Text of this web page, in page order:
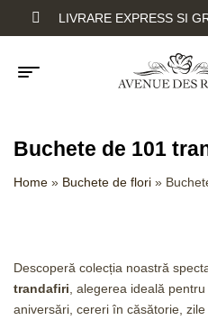
LIVRARE EXPRESS SI
Buchete de 101
Home » Buchete de flori »
Descoperă colecția noastră
trandafiri, alegerea ideală
aniversări, cereri în căsătorie,